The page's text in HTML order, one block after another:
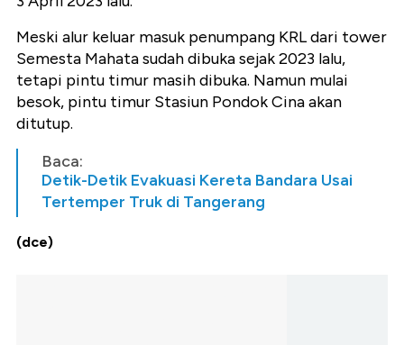
Meski alur keluar masuk penumpang KRL dari tower
Semesta Mahata sudah dibuka sejak 2023 lalu,
tetapi pintu timur masih dibuka. Namun mulai
besok, pintu timur Stasiun Pondok Cina akan
ditutup.
Baca:
Detik-Detik Evakuasi Kereta Bandara Usai
Tertemper Truk di Tangerang
(dce)